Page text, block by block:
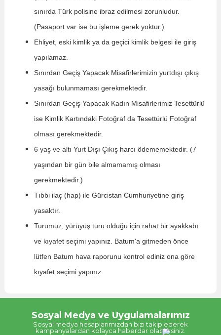
sınırda Türk polisine ibraz edilmesi zorunludur.
(Pasaport var ise bu işleme gerek yoktur.)
Ehliyet, eski kimlik ya da geçici kimlik belgesi ile giriş
yapılamaz.
Sınırdan Geçiş Yapacak Misafirlerimizin yurtdışı çıkış
yasağı bulunmaması gerekmektedir.
Sınırdan Geçiş Yapacak Kadın Misafirlerimiz Tesettürlü
ise Kimlik Kartındaki Fotoğraf da Tesettürlü Fotoğraf
olması gerekmektedir.
6 yaş ve altı Yurt Dışı Çıkış harcı ödememektedir. (7
yaşından bir gün bile almamamış olması
gerekmektedir.)
Tıbbi ilaç (hap) ile Gürcistan Cumhuriyetine giriş
yasaktır.
Turumuz, yürüyüş turu olduğu için rahat bir ayakkabı
ve kıyafet seçimi yapınız. Batum'a gitmeden önce
lütfen Batum hava raporunu kontrol ediniz ona göre
kıyafet seçimi yapınız.
Sosyal Medya ve Uygulamalarımız
Sosyal medya hesaplarımızdan bizi takip ederek
kampanyalardan kolayca haberdar olabilirsiniz.